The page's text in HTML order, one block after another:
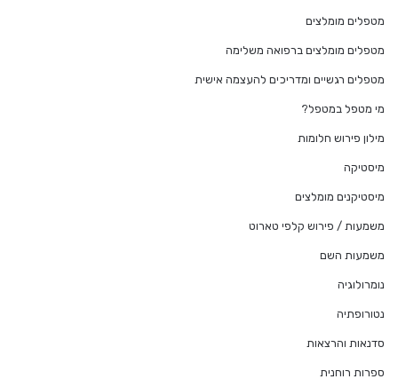
מטפלים מומלצים
מטפלים מומלצים ברפואה משלימה
מטפלים רגשיים ומדריכים להעצמה אישית
מי מטפל במטפל?
מילון פירוש חלומות
מיסטיקה
מיסטיקנים מומלצים
משמעות / פירוש קלפי טארוט
משמעות השם
נומרולוגיה
נטורופתיה
סדנאות והרצאות
ספרות רוחנית